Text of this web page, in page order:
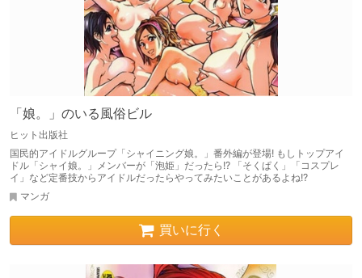
「娘。」のいる風俗ビル
ヒット出版社
国民的アイドルグループ「シャイニング娘。」番外編が登場! もしトップアイ
ドル「シャイ娘。」メンバーが「泡姫」だったら!? 「そくぱく」「コスプレ
イ」など定番技からアイドルだったらやってみたいことがあるよね!?
マンガ
買いに行く